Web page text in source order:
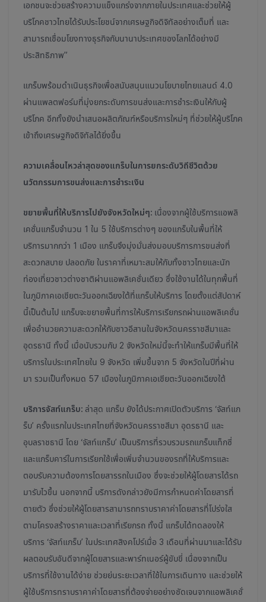
เอกชนจะช่วยสร้างความแข็งแกร่งจากภายในประเทศและช่วยให้ผู้
บริโภคชาวไทยได้รับประโยชน์จากเศรษฐกิจดิจิทัลอย่างเต็มที่ และ
สามารถเชื่อมโยงทางธุรกิจกับนานาประเทศของโลกได้อย่างมี
ประสิทธิภาพ”
แกร็บพร้อมดำเนินธุรกิจเพื่อสนับสนุนแนวนโยบายไทยแลนด์ 4.0
ผ่านแพลตฟอร์มที่มุ่งยกระดับการขนส่งและการชำระเงินให้กับผู้
บริโภค อีกทั้งยังนำเสนอผลิตภัณฑ์หรือบริการใหม่ๆ ที่ช่วยให้ผู้บริโภค
เข้าถึงเศรษฐกิจดิจิทัลได้ยิ่งขึ้น
ความเคลื่อนไหวล่าสุดของแกร็บในการยกระดับวิถีชีวิตด้วย
นวัตกรรมการขนส่งและการชำระเงิน
ขยายพื้นที่ให้บริการไปยังจังหวัดใหม่ๆ: เนื่องจากผู้ใช้บริการแอพลิ
เคชั่นแกร็บจำนวน 1 ใน 5 ใช้บริการต่างๆ ของแกร็บในพื้นที่ให้
บริการมากกว่า 1 เมือง แกร็บจึงมุ่งมั่นส่งมอบบริการการขนส่งที่
สะดวกสบาย ปลอดภัย ในราคาที่เหมาะสมให้กับทั้งชาวไทยและนัก
ท่องเที่ยวชาวต่างชาติผ่านแอพลิเคชั่นเดียว ซึ่งใช้งานได้ในทุกพื้นที่
ในภูมิภาคเอเชียตะวันออกเฉียงใต้ที่แกร็บให้บริการ โดยตั้งแต่สัปดาห์
นี้เป็นต้นไป แกร็บจะขยายพื้นที่การให้บริการเรียกรถผ่านแอพลิเคชั่น
เพื่ออำนวยความสะดวกให้กับชาวอีสานในจังหวัดนครราชสีมาและ
อุดรธานี ทั้งนี้ เมื่อนับรวมกับ 2 จังหวัดใหม่นี้จะทำให้แกร็บมีพื้นที่ให้
บริการในประเทศไทยใน 9 จังหวัด เพิ่มขึ้นจาก 5 จังหวัดในปีที่ผ่าน
มา รวมเป็นทั้งหมด 57 เมืองในภูมิภาคเอเชียตะวันออกเฉียงใต้
บริการจัสท์แกร็บ: ล่าสุด แกร็บ ยังได้ประกาศเปิดตัวบริการ ‘จัสท์แก
ร็บ’ ครั้งแรกในประเทศไทยที่จังหวัดนครราชสีมา อุดรธานี และ
อุบลราชธานี โดย ‘จัสท์แกร็บ’ เป็นบริการที่รวบรวมรถแกร็บแท็กซี่
และแกร็บคาร์ในการเรียกใช้เพื่อเพิ่มจำนวนของรถที่ให้บริการและ
ตอบรับความต้องการโดยสารรถในเมือง ซึ่งจะช่วยให้ผู้โดยสารได้รถ
มารับไวขึ้น นอกจากนี้ บริการดังกล่าวยังมีการกำหนดค่าโดยสารที่
ตายตัว ซึ่งช่วยให้ผู้โดยสารสามารถทราบราคาค่าโดยสารที่โปร่งใส
ตามโครงสร้างราคาและเวลาที่เรียกรถ ทั้งนี้ แกร็บได้ทดลองให้
บริการ ‘จัสท์แกร็บ’ ในประเทศสิงคโปร์เมื่อ 3 เดือนที่ผ่านมาและได้รับ
ผลตอบรับอันดีจากผู้โดยสารและพาร์ทเนอร์ผู้ขับขี่ เนื่องจากเป็น
บริการที่ใช้งานได้ง่าย ช่วยย่นระยะเวลาที่ใช้ในการเดินทาง และช่วยให้
ผู้ใช้บริการทราบราคาค่าโดยสารที่ต้องจ่ายอย่างชัดเจนจากแอพลิเคชั่